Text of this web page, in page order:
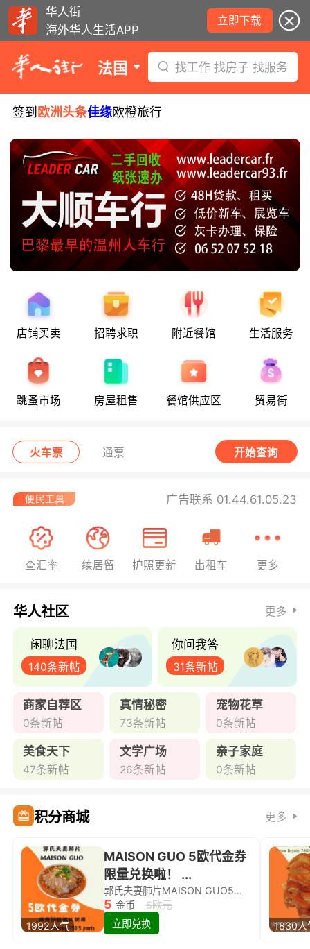
华人街
海外华人生活APP
立即下载
法国 找工作 找房子 找服务
签到 欧洲头条佳缘欧橙旅行
店铺买卖 招聘求职 附近餐馆 生活服务
跳蚤市场 房屋租售 餐馆供应区 贸易街
火车票 通票 开始查询
广告联系 01.44.61.05.23
查汇率 续居留 护照更新 出租车 更多
华人社区 更多
闲聊法国
140条新帖
你问我答
31条新帖
商家自荐区
0条新帖
真情秘密
73条新帖
宠物花草
0条新帖
美食天下
47条新帖
文学广场
26条新帖
亲子家庭
0条新帖
积分商城 更多
1992人气
MAISON GUO 5欧代金券
限量兑换啦！ ...
郭氏夫妻肺片MAISON GUO5欧代金券限量兑换啦！
5 金币
5欧元
立即兑换
1830人